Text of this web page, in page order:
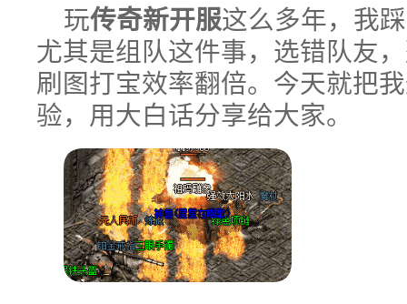
玩传奇新开服这么多年，我
尤其是组队这件事，选错队友
刷图打宝效率翻倍。今天就把
验，用大白话分享给大家。